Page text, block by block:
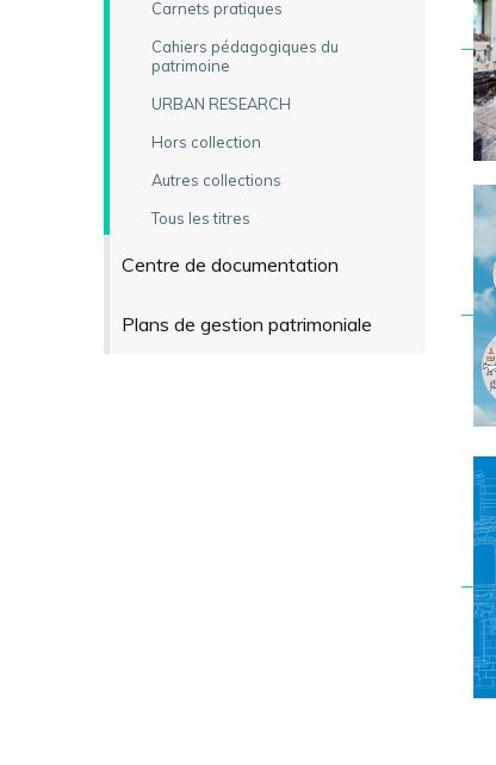
Carnets pratiques
Cahiers pédagogiques du
patrimoine
URBAN RESEARCH
Hors collection
Autres collections
Tous les titres
Centre de documentation
Plans de gestion patrimoniale